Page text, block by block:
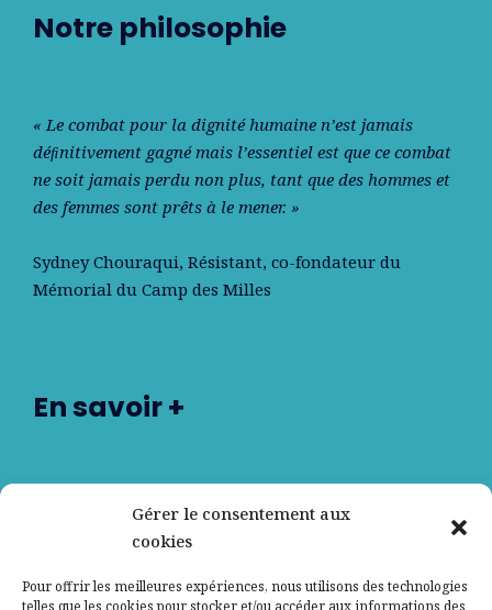
Gérer le consentement aux
cookies
Pour offrir les meilleures expériences, nous utilisons des technologies
telles que les cookies pour stocker et/ou accéder aux informations des
Notre philosophie
« Le combat pour la dignité humaine n’est jamais
déﬁnitivement gagné mais l’essentiel est que ce combat
ne soit jamais perdu non plus, tant que des hommes et
des femmes sont prêts à le mener. »
Sydney Chouraqui, Résistant, co-fondateur du
Mémorial du Camp des Milles
En savoir +